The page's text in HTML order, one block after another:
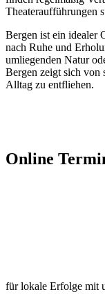
Theateraufführungen
Bergen ist ein idealer
nach Ruhe und
umliegenden Natur
Bergen zeigt sich von
Alltag zu entfliehen.
Online
für lokale Erfolge mit